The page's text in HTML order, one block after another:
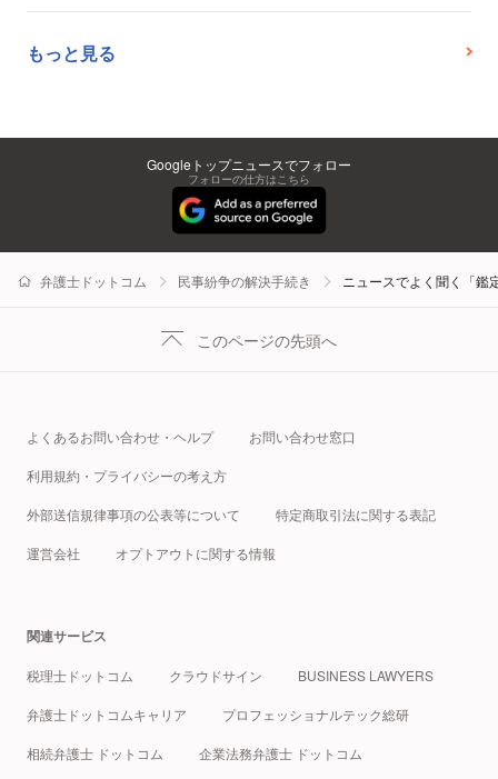
もっと見る
Googleトップニュースでフォロー
フォローの仕方はこちら
弁護士ドットコム 民事紛争の解決手続き ニュースでよく聞く「
このページの先頭へ
よくあるお問い合わせ・ヘルプ お問い合わせ窓口
利用規約・プライバシーの考え方
外部送信規律事項の公表等について 特定商取引法に関する表記
運営会社 オプトアウトに関する情報
関連サービス
税理士ドットコム クラウドサイン BUSINESS LAWYERS
弁護士ドットコムキャリア プロフェッショナルテック総研
相続弁護士 ドットコム 企業法務弁護士 ドットコム